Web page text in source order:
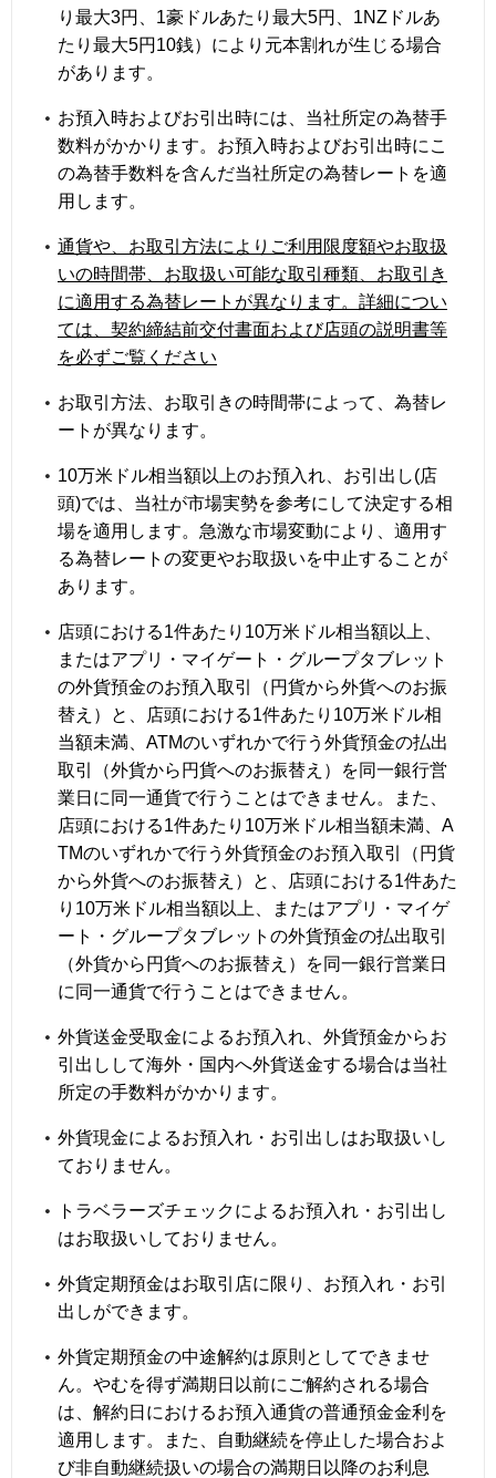
り最大3円、1豪ドルあたり最大5円、1NZドルあ
たり最大5円10銭）により元本割れが生じる場合
があります。
お預入時およびお引出時には、当社所定の為替手
数料がかかります。お預入時およびお引出時にこ
の為替手数料を含んだ当社所定の為替レートを適
用します。
通貨や、お取引方法によりご利用限度額やお取扱
いの時間帯、お取扱い可能な取引種類、お取引き
に適用する為替レートが異なります。詳細につい
ては、契約締結前交付書面および店頭の説明書等
を必ずご覧ください
お取引方法、お取引きの時間帯によって、為替レ
ートが異なります。
10万米ドル相当額以上のお預入れ、お引出し(店
頭)では、当社が市場実勢を参考にして決定する相
場を適用します。急激な市場変動により、適用す
る為替レートの変更やお取扱いを中止することが
あります。
店頭における1件あたり10万米ドル相当額以上、
またはアプリ・マイゲート・グループタブレット
の外貨預金のお預入取引（円貨から外貨へのお振
替え）と、店頭における1件あたり10万米ドル相
当額未満、ATMのいずれかで行う外貨預金の払出
取引（外貨から円貨へのお振替え）を同一銀行営
業日に同一通貨で行うことはできません。また、
店頭における1件あたり10万米ドル相当額未満、A
TMのいずれかで行う外貨預金のお預入取引（円貨
から外貨へのお振替え）と、店頭における1件あた
り10万米ドル相当額以上、またはアプリ・マイゲ
ート・グループタブレットの外貨預金の払出取引
（外貨から円貨へのお振替え）を同一銀行営業日
に同一通貨で行うことはできません。
外貨送金受取金によるお預入れ、外貨預金からお
引出しして海外・国内へ外貨送金する場合は当社
所定の手数料がかかります。
外貨現金によるお預入れ・お引出しはお取扱いし
ておりません。
トラベラーズチェックによるお預入れ・お引出し
はお取扱いしておりません。
外貨定期預金はお取引店に限り、お預入れ・お引
出しができます。
外貨定期預金の中途解約は原則としてできませ
ん。やむを得ず満期日以前にご解約される場合
は、解約日におけるお預入通貨の普通預金金利を
適用します。また、自動継続を停止した場合およ
び非自動継続扱いの場合の満期日以降のお利息